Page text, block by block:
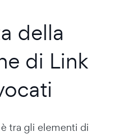
della
di Link
tra gli elementi di